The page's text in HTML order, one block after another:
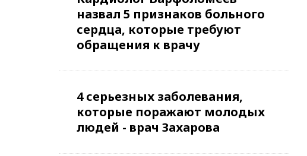
назвал 5 признаков больного
сердца, которые требуют
обращения к врачу
4 серьезных заболевания,
которые поражают молодых
людей - врач Захарова